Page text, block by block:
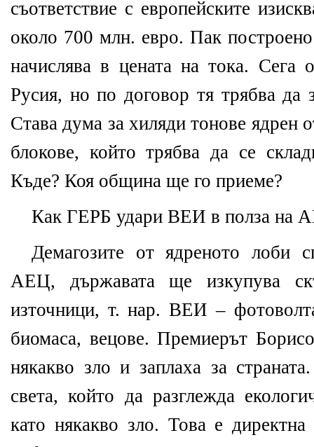
съответствие с европейските
около 700 млн. евро. Пак
начислява в цената на тока. Сега
Русия, но по договор тя трябва да
Става дума за хиляди тонове ядрен
блокове, който трябва да се
Къде? Коя община ще го приеме?
Как ГЕРБ удари ВЕИ в полза на
Демагозите от ядреното лоби
АЕЦ, държавата ще изкупува
източници, т. нар. ВЕИ –
биомаса, вецове. Премиерът
някакво зло и заплаха за
света, който да разглежда
като някакво зло. Това е директна